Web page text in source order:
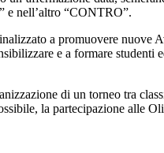
e nell’altro “CONTRO”.
a promuovere nuove
e a formare studenti
di un torneo tra
la partecipazione alle